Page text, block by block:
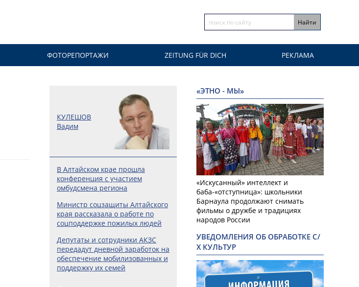
ФОТОРЕПОРТАЖИ ZEITUNG FÜR DICH РЕКЛАМА
КУЛЕШОВ
Вадим
В Алтайском крае прошла
конференция с участием
омбудсмена региона
Министр соцзащиты Алтайского
края рассказала о работе по
соцподдержке пожилых людей
Депутаты и сотрудники АКЗС
передадут дневной заработок на
обеспечение мобилизованных и
поддержку их семей
«ЭТНО - МЫ»
«Искусанный» интеллект и
баба-«отступница»: школьники
Барнаула продолжают снимать
фильмы о дружбе и традициях
народов России
УВЕДОМЛЕНИЯ ОБ ОБРАБОТКЕ С/
Х КУЛЬТУР